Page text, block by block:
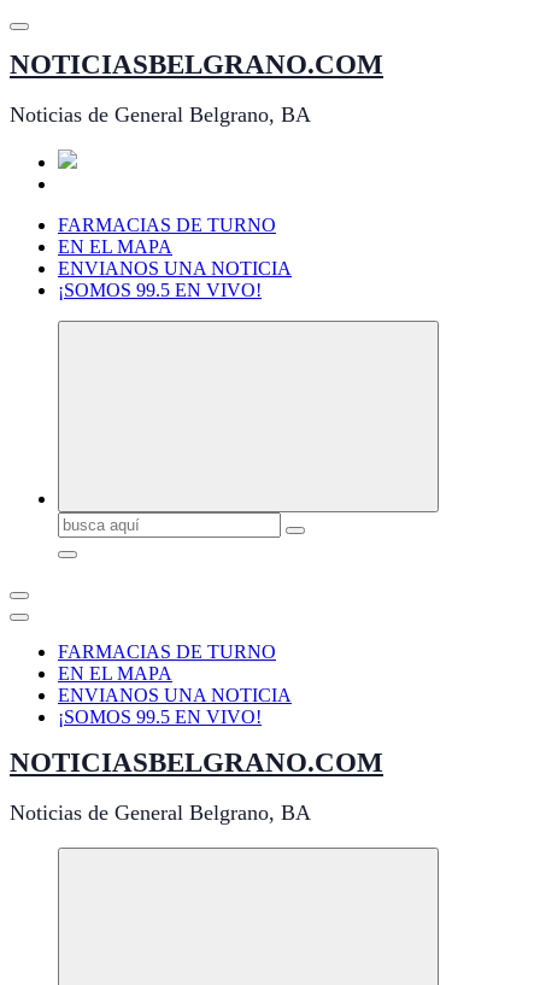
Saltar
contenido
NOTICIASBELGRANO.COM
Noticias de General Belgrano, BA
FARMACIAS DE TURNO
EN EL MAPA
ENVIANOS UNA NOTICIA
¡SOMOS 99.5 EN VIVO!
Buscar:
FARMACIAS DE TURNO
EN EL MAPA
ENVIANOS UNA NOTICIA
¡SOMOS 99.5 EN VIVO!
NOTICIASBELGRANO.COM
Noticias de General Belgrano, BA